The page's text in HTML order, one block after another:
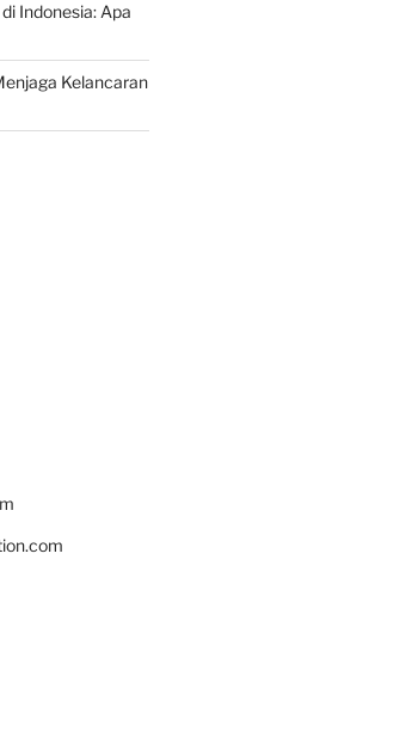
Indonesia: Apa
Kelancaran